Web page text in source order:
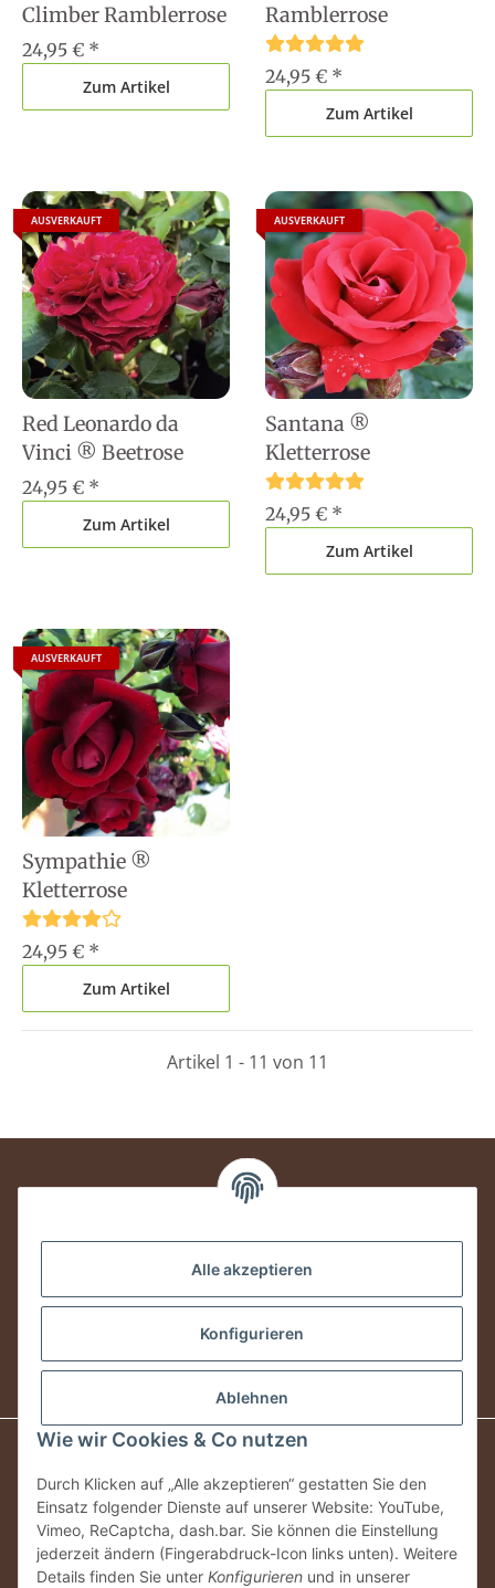
Alle akzeptieren
Konfigurieren
Ablehnen
Wie wir Cookies & Co nutzen
Durch Klicken auf „Alle akzeptieren“ gestatten Sie den
Einsatz folgender Dienste auf unserer Website: YouTube,
Vimeo, ReCaptcha, dash.bar. Sie können die Einstellung
jederzeit ändern (Fingerabdruck-Icon links unten). Weitere
Details finden Sie unter Konfigurieren und in unserer
Climber Ramblerrose
24,95 € *
Zum Artikel
Ramblerrose
24,95 € *
Zum Artikel
AUSVERKAUFT
Red Leonardo da
Vinci ® Beetrose
24,95 € *
Zum Artikel
AUSVERKAUFT
Santana ®
Kletterrose
24,95 € *
Zum Artikel
AUSVERKAUFT
Sympathie ®
Kletterrose
24,95 € *
Zum Artikel
Artikel 1 - 11 von 11
Vertrag widerrufen
* Alle Preise inkl. gesetzlicher USt., zzgl. Versand
Lieferzeitangabe gilt nur für vorrätige Artikel und für
Paketversand innerhalb Deutschland, Speditionsversand
abweichend. Die Lieferung kann sich verzögern durch
Feiertage, extreme Witterung und saisonale Spitzenzeiten